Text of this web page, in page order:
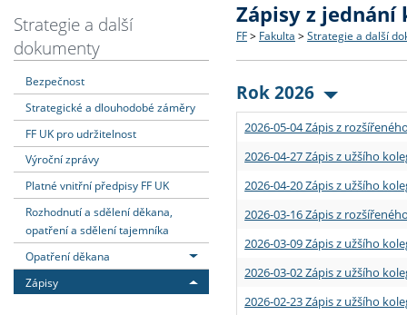
Dozvědět se více
Struktura a historie
Strategie a další
Podpora a benefity pro
Absolventi fakulty
Podat přihlášku
Co studovat a jak se
Učitelské studijní
Informace k průběhu
Dozvědět se více
Bakalářské a magisterské
Doktorské studium
Rigorózní řízení
Dozvědět se více
O vědě a výzkumu na FF
Akademické kvalifikace
Granty a projekty
Dozvědět se více
Aktuální nabídky a
Vyjíždějící studenti
Přijíždějící studenti
Vyjíždějící zaměstnanci
Strategie a další
dokumenty
Bezpečnost
Strategické a dlouhodobé záměry
FF UK pro udržitelnost
Výroční zprávy
Platné vnitřní předpisy FF UK
Rozhodnutí a sdělení děkana,
opatření a sdělení tajemníka
Opatření děkana
Zápisy
Zápisy z jednání
FF > Fakulta > Strategie a další
Rok 2026
2026-05-04 Zápis z
2026-04-27 Zápis z užšího
2026-04-20 Zápis z užšího
2026-03-16 Zápis z
2026-03-09 Zápis z užšího
2026-03-02 Zápis z užšího
2026-02-23 Zápis z užšího